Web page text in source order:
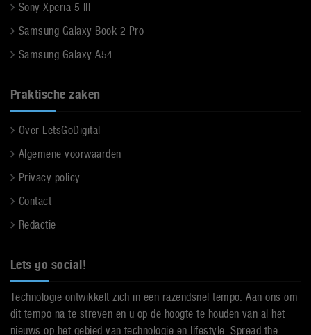
Sony Xperia 5 III
Samsung Galaxy Book 2 Pro
Samsung Galaxy A54
Praktische zaken
Over LetsGoDigital
Algemene voorwaarden
Privacy policy
Contact
Redactie
Lets go social!
Technologie ontwikkelt zich in een razendsnel tempo. Aan ons om
dit tempo na te streven en u op de hoogte te houden van al het
nieuws op het gebied van technologie en lifestyle. Spread the